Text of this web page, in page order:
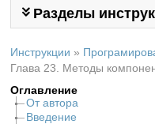
Разделы
Инструкции »
Глава 23. Методы
Оглавление
От автора
Введение